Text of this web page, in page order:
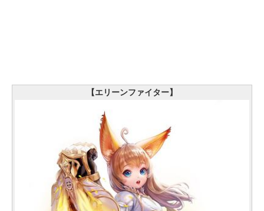
【エリーンファイター】